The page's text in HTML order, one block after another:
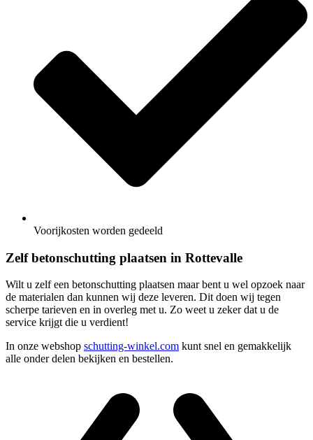
Voorijkosten worden gedeeld
Zelf betonschutting plaatsen in Rottevalle
Wilt u zelf een betonschutting plaatsen maar bent u wel opzoek naar
de materialen dan kunnen wij deze leveren. Dit doen wij tegen
scherpe tarieven en in overleg met u. Zo weet u zeker dat u de
service krijgt die u verdient!
In onze webshop schutting-winkel.com kunt snel en gemakkelijk
alle onder delen bekijken en bestellen.